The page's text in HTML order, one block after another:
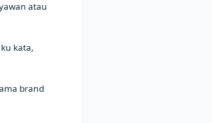
atau
kata,
brand